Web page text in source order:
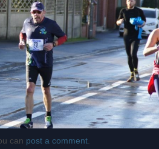
can post a comment